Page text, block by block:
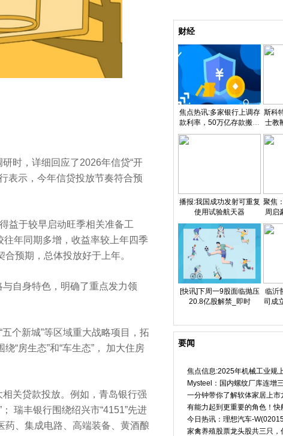
时，详细回应了2026年信贷“开
表示，今年信贷投放节奏符合预
益于较早启动旺季相关准备工
往年同期多增，收益率较上年四季
预期，总体投放好于上年。
自身特色，明确了重点发力领
个新城”等区域重大战略项目，拓
“房生态”和“车生态”， 加大住房
关贷款投放。例如，青岛银行强
瑞丰银行围绕绍兴市“4151”先进
、集成电路、高端装备、黄酒酿
财经
焦点热讯:多家银行上调存
款利率，50万亿存款搬家
节奏会放缓吗？
斯科
士教
播报:我国成功发射可重复
使用试验航天器
聚焦
周启
[快讯]下周一9股面临抛压
20.8亿股解禁_即时
临沂
司成
要闻
焦点信息:2025年机械工业规
Mysteel：国内螺纹厂库连增
一分钟带你了解软体家居上市
有能力起到更重要的角色！快
今日热讯：理想汽车-
家禽养殖股票龙头股共三只，